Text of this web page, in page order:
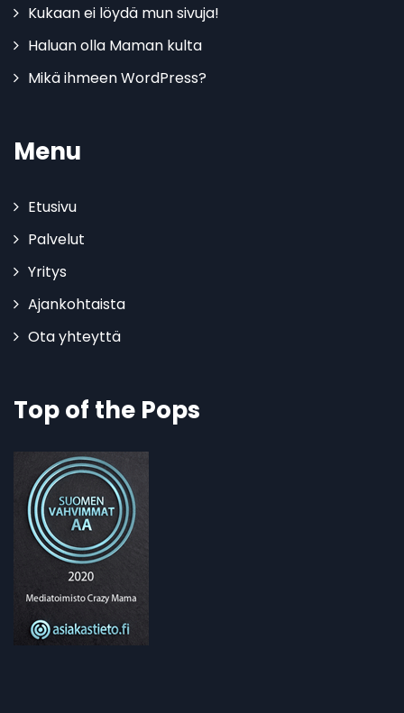
Kukaan ei löydä mun sivuja!
Haluan olla Maman kulta
Mikä ihmeen WordPress?
Menu
Etusivu
Palvelut
Yritys
Ajankohtaista
Ota yhteyttä
Top of the Pops